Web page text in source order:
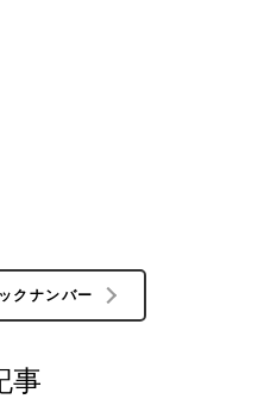
クナンバー
事